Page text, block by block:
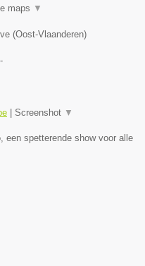
maps ▼
(Oost-Vlaanderen)
-
Screenshot ▼
een spetterende show voor alle